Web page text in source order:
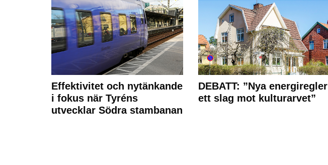
Effektivitet och nytänkande
i fokus när Tyréns
utvecklar Södra stambanan
DEBATT: ”Nya energiregler
ett slag mot kulturarvet”